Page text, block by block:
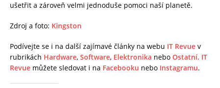
ušetřit a zároveň velmi jednoduše pomoci naší planetě.
Zdroj a foto: Kingston
Podívejte se i na další zajímavé články na webu IT Revue v
rubrikách Hardware, Software, Elektronika nebo Ostatní. IT
Revue můžete sledovat i na Facebooku nebo Instagramu.